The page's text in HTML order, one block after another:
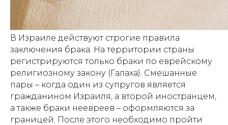
В Израиле действуют строгие правила
заключения брака. На территории страны
регистрируются только браки по еврейскому
религиозному закону (Галаха). Смешанные
пары – когда один из супругов является
гражданином Израиля, а второй иностранцем,
а также браки неевреев – оформляются за
границей. После этого необходимо пройти